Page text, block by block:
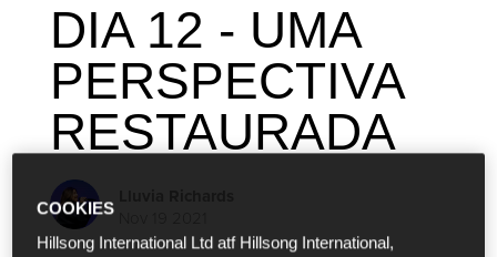
DIA 12 - UMA
PERSPECTIVA
RESTAURADA
COOKIES
Hillsong International Ltd atf Hillsong International,